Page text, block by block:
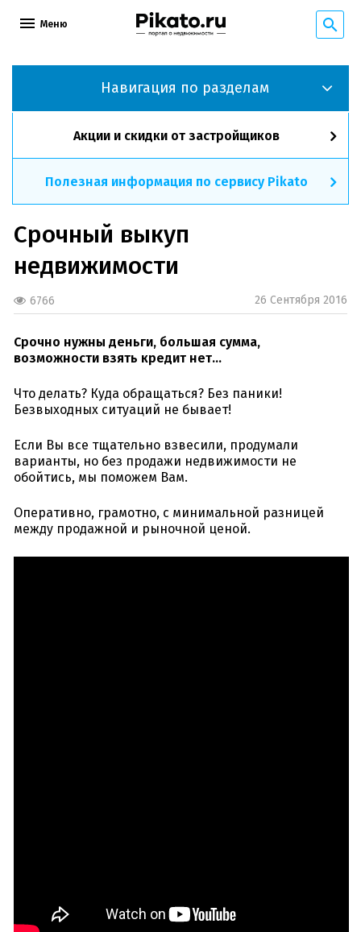
Меню
Навигация по разделам
Акции и скидки от застройщиков
Полезная информация по сервису Pikato
Срочный выкуп
недвижимости
6766 26 Сентября 2016
Срочно нужны деньги, большая сумма,
возможности взять кредит нет…
Что делать? Куда обращаться? Без паники!
Безвыходных ситуаций не бывает!
Если Вы все тщательно взвесили, продумали
варианты, но без продажи недвижимости не
обойтись, мы поможем Вам.
Оперативно, грамотно, с минимальной разницей
между продажной и рыночной ценой.